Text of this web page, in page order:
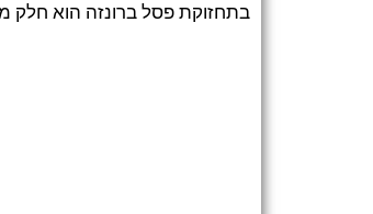
בתחזוקת פסל ברונזה הוא חלק